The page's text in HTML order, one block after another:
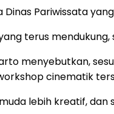
Pariwissata
terus mendukung,
menyebutkan,
cinematik
lebih kreatif,